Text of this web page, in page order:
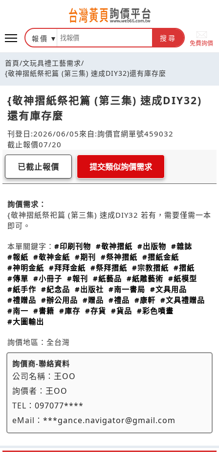
報價 搜尋
免費詢價
首頁/文玩具禮工藝需求/
{敬神摺紙祭祀篇 (第三集) 速成DIY32)還有庫存麼
{敬神摺紙祭祀篇 (第三集) 速成DIY32)
還有庫存麼
刊登日:2026/06/05來自:詢價官網單號459032
截止報價07/20
已截止報價 提交類似詢價需求
詢價需求：
{敬神摺紙祭祀篇 (第三集) 速成DIY32 若有，需要僅需一本
即可。
本單關鍵字： #印刷刊物 #敬神摺紙 #出版物 #雜誌
#報紙 #敬神金紙 #期刊 #祭神摺紙 #摺紙金紙
#神明金紙 #拜拜金紙 #祭拜摺紙 #宗教摺紙 #摺紙
#傳單 #小冊子 #報刊 #紙藝品 #紙雕藝術 #紙模型
#紙手作 #紀念品 #出版社 #南一書局 #文具用品
#禮贈品 #辦公用品 #贈品 #禮品 #康軒 #文具禮贈品
#南一 #書籍 #庫存 #存貨 #貨品 #彩色噴畫
#大圖輸出
詢價地區： 全台灣
詢價商-聯絡資料
公司名稱： 王OO
詢價者： 王OO
TEL： 097077****
eMail： ***gance.navigator@gmail.com